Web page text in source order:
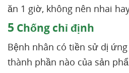
ăn 1 giờ, không nên nhai
5 Chống chỉ định
Bệnh nhân có tiền sử dị
thành phần nào của sản